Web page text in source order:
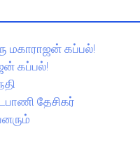
மகாராஜன் கப்பல்!
கப்பல்!
தேசிகர்